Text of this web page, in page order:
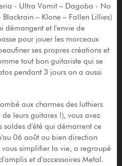
- Ultra Vomit – Dagoba - No
– Klone – Fallen Lillies)
démangent et l'envie de
pour jouer les morceaux
ses propres créations et
tout bon guitariste qui se
pendant 3 jours on a aussi
aux charmes des luthiers
leurs guitares !), vous avez
soldes d'été qui démarrent ce
06 août ou bien direction
simplifier la vie, a regroupé
et d'accessoires Metal.